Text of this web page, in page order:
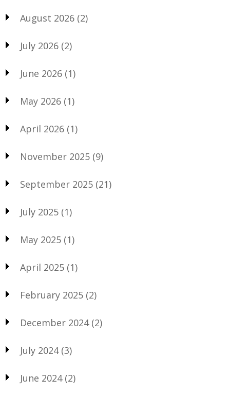
August 2026 (2)
July 2026 (2)
June 2026 (1)
May 2026 (1)
April 2026 (1)
November 2025 (9)
September 2025 (21)
July 2025 (1)
May 2025 (1)
April 2025 (1)
February 2025 (2)
December 2024(2)
July 2024(3)
June 2024(2)